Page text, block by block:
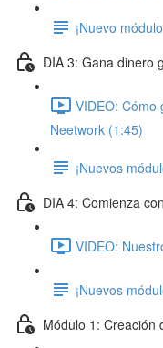
¡Nuevo
DIA 3: Gana dinero
VIDEO: Cómo
Neetwork (1:45)
¡Nuevos
DIA 4: Comienza
VIDEO:
¡Nuevos
Módulo 1: Creación